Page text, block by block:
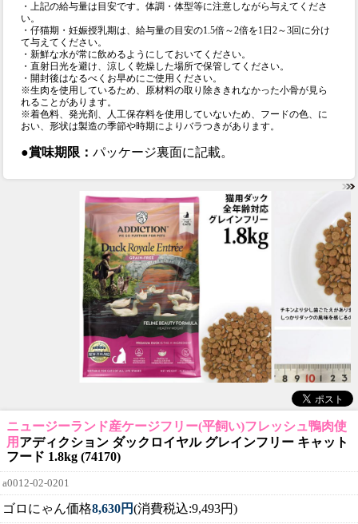
・上記の給与量は目安です。体調・体型等に注意しながら与えてくださ
い。
・仔猫期・妊娠授乳期は、給与量の目安の1.5倍～2倍を1日2～3回に分け
て与えてください。
・新鮮な水が常に飲めるようにしておいてください。
・直射日光を避け、涼しく乾燥した場所で保管してください。
・開封後はなるべくお早めにご使用ください。
※生肉を使用しているため、原材料の取り除ききれなかった小骨が見ら
れることがあります。
※着色料、発光剤、人工保存料を使用していないため、フードの色、に
おい、形状は製造の季節や時期によりバラつきがあります。
●賞味期限：パッケージ裏面に記載。
ニュージーランド産ケージフリー(平飼い)フレッシュ鴨肉使
用 アディクション ダックロイヤル グレインフリー キャット
フード 1.8kg (74170)
a0012-02-0201
ゴロにゃん価格8,630円(消費税込:9,493円)